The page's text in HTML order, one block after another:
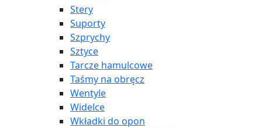
Stery
Suporty
Szprychy
Sztyce
Tarcze hamulcowe
Taśmy na obręcz
Wentyle
Widelce
Wkładki do opon